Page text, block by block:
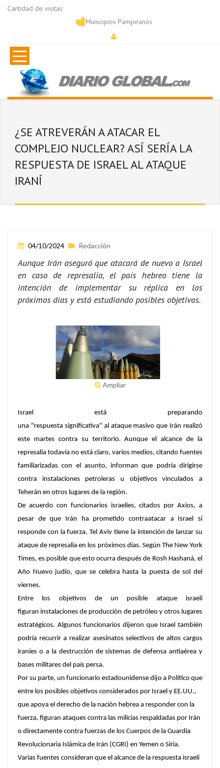
Cantidad de visitas:
Municipios Pampeanos
¿SE ATREVERÁN A ATACAR EL
COMPLEJO NUCLEAR? ASÍ SERÍA LA
RESPUESTA DE ISRAEL AL ATAQUE
IRANÍ
04/10/2024 Redacción
Aunque Irán aseguró que atacará de nuevo a Israel
en caso de represalia, el país hebreo tiene la
intención de implementar su réplica en los
próximos días y está estudiando posibles objetivos.
Ampliar
Israel está preparando
una "respuesta significativa" al ataque masivo que Irán realizó
este martes contra su territorio. Aunque el alcance de la
represalia todavía no está claro, varios medios, citando fuentes
familiarizadas con el asunto, informan que podría dirigirse
contra instalaciones petroleras u objetivos vinculados a
Teherán en otros lugares de la región.
De acuerdo con funcionarios israelíes, citados por Axios, a
pesar de que Irán ha prometido contraatacar a Israel si
responde con la fuerza, Tel Aviv tiene la intención de lanzar su
ataque de represalia en los próximos días. Según The New York
Times, es posible que esto ocurra después de Rosh Hashaná, el
Año Nuevo judío, que se celebra hasta la puesta de sol del
viernes.
Entre los objetivos de un posible ataque israelí
figuran instalaciones de producción de petróleo y otros lugares
estratégicos. Algunos funcionarios dijeron que Israel también
podría recurrir a realizar asesinatosselectivos de altos cargos
iraníes o a la destrucción de sistemas de defensa antiaérea y
bases militares del país persa.
Por su parte, un funcionario estadounidense dijo a Politico que
entre los posibles objetivos considerados por Israel y EE.UU.,
que apoya el derecho de la nación hebrea a responder con la
fuerza, figuran ataques contra las milicias respaldadas por Irán
o directamente contra fuerzas de los Cuerpos de la Guardia
Revolucionaria Islámica de Irán (CGRI) en Yemen o Siria.
Varias fuentes consideran que el alcance de la respuesta israelí